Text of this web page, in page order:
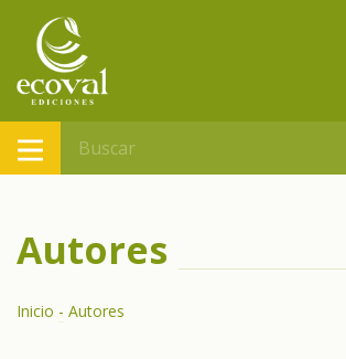
Autores
Inicio - Autores